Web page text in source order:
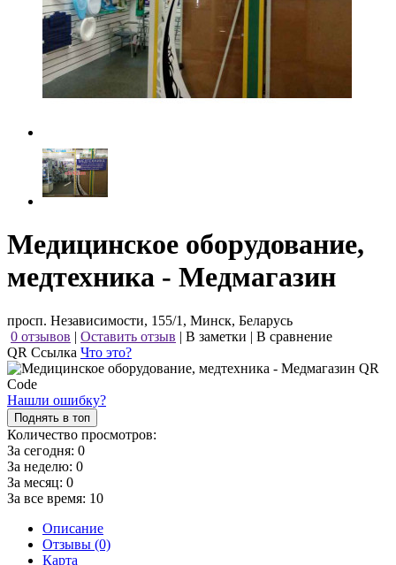
Медицинское оборудование,
медтехника - Медмагазин
просп. Независимости, 155/1, Минск, Беларусь
0 отзывов | Оставить отзыв | В заметки | В сравнение
QR Ссылка Что это?
Нашли ошибку?
Поднять в топ
Количество просмотров:
За сегодня: 0
За неделю: 0
За месяц: 0
За все время: 10
Описание
Отзывы (0)
Карта